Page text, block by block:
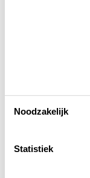
Toegang
Toilet en
Noodzakelijk
Statistiek